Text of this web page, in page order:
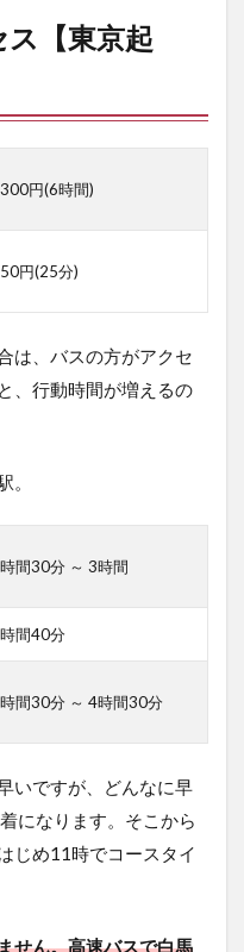
【東京起
円(6時間)
円(25分)
は、バスの方がアクセ
、行動時間が増えるの
。
間30分 ～ 3時間
間40分
間30分 ～ 4時間30分
いですが、どんなに早
になります。そこから
じめ11時でコースタイ
せん。高速バスで白馬